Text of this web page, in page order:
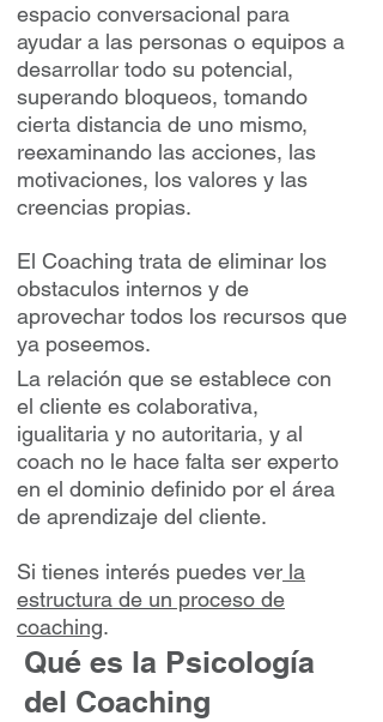
espacio conversacional para
ayudar a las personas o equipos a
desarrollar todo su potencial,
superando bloqueos, tomando
cierta distancia de uno mismo,
reexaminando las acciones, las
motivaciones, los valores y las
creencias propias.
El Coaching trata de eliminar los
obstaculos internos y de
aprovechar todos los recursos que
ya poseemos.
La relación que se establece con
el cliente es colaborativa,
igualitaria y no autoritaria, y al
coach no le hace falta ser experto
en el dominio definido por el área
de aprendizaje del cliente.
Si tienes interés puedes ver la
estructura de un proceso de
coaching.
Qué es la Psicología
del Coaching